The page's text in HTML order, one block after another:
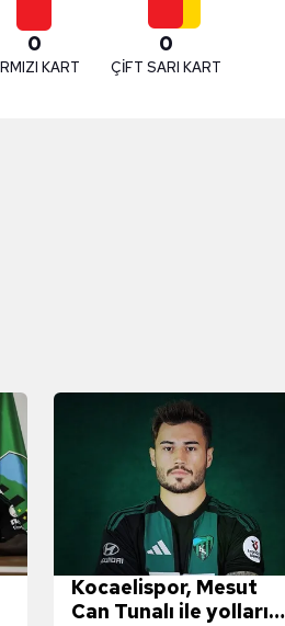
0
KART
0
ÇİFT SARI KART
Kocaelispor, Mesut
Can Tunalı ile yollarını